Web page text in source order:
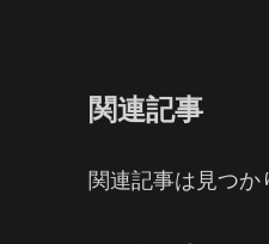
関連記事
関連記事は見つか